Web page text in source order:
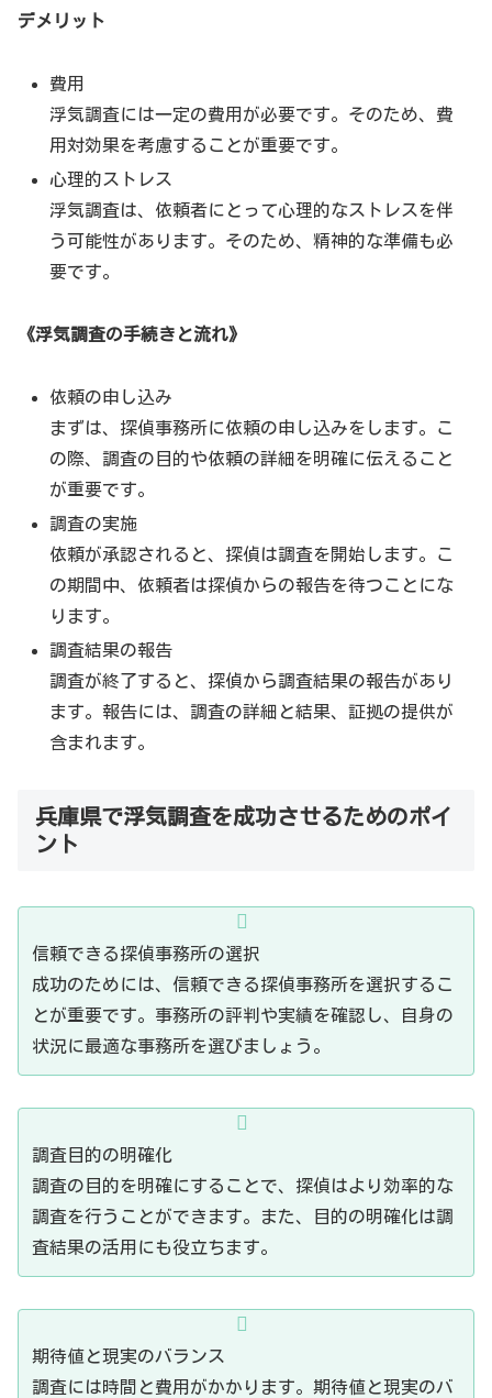
デメリット
費用
浮気調査には一定の費用が必要です。そのため、費
用対効果を考慮することが重要です。
心理的ストレス
浮気調査は、依頼者にとって心理的なストレスを伴
う可能性があります。そのため、精神的な準備も必
要です。
《浮気調査の手続きと流れ》
依頼の申し込み
まずは、探偵事務所に依頼の申し込みをします。こ
の際、調査の目的や依頼の詳細を明確に伝えること
が重要です。
調査の実施
依頼が承認されると、探偵は調査を開始します。こ
の期間中、依頼者は探偵からの報告を待つことにな
ります。
調査結果の報告
調査が終了すると、探偵から調査結果の報告があり
ます。報告には、調査の詳細と結果、証拠の提供が
含まれます。
兵庫県で浮気調査を成功させるためのポイ
ント
信頼できる探偵事務所の選択
成功のためには、信頼できる探偵事務所を選択するこ
とが重要です。事務所の評判や実績を確認し、自身の
状況に最適な事務所を選びましょう。
調査目的の明確化
調査の目的を明確にすることで、探偵はより効率的な
調査を行うことができます。また、目的の明確化は調
査結果の活用にも役立ちます。
期待値と現実のバランス
調査には時間と費用がかかります。期待値と現実のバ